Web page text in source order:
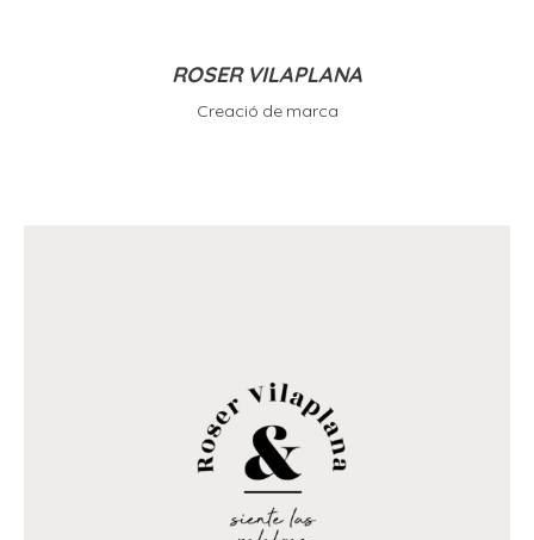
ROSER VILAPLANA
Creació de marca